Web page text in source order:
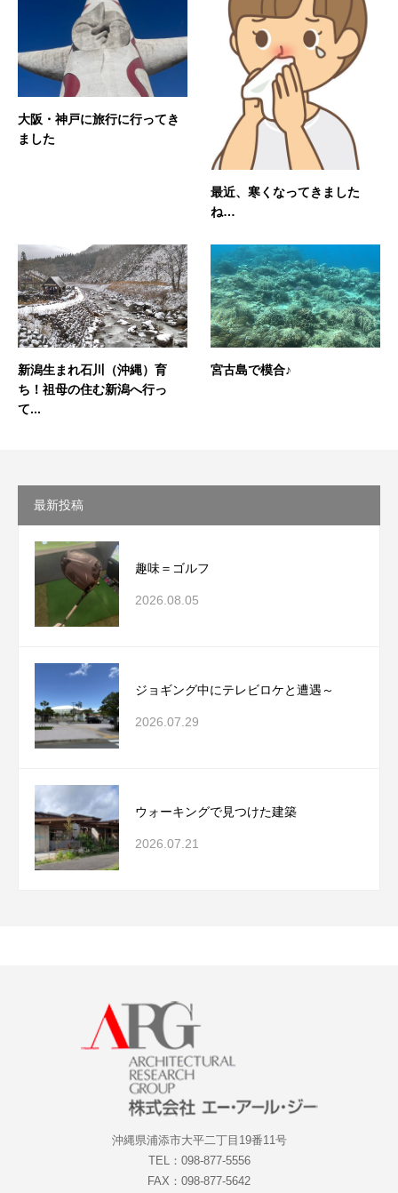
大阪・神戸に旅行に行ってき
ました
最近、寒くなってきました
ね…
新潟生まれ石川（沖縄）育
ち！祖母の住む新潟へ行っ
て...
宮古島で模合♪
最新投稿
趣味＝ゴルフ
2026.08.05
ジョギング中にテレビロケと遭遇～
2026.07.29
ウォーキングで見つけた建築
2026.07.21
沖縄県浦添市大平二丁目19番11号
TEL：098-877-5556
FAX：098-877-5642